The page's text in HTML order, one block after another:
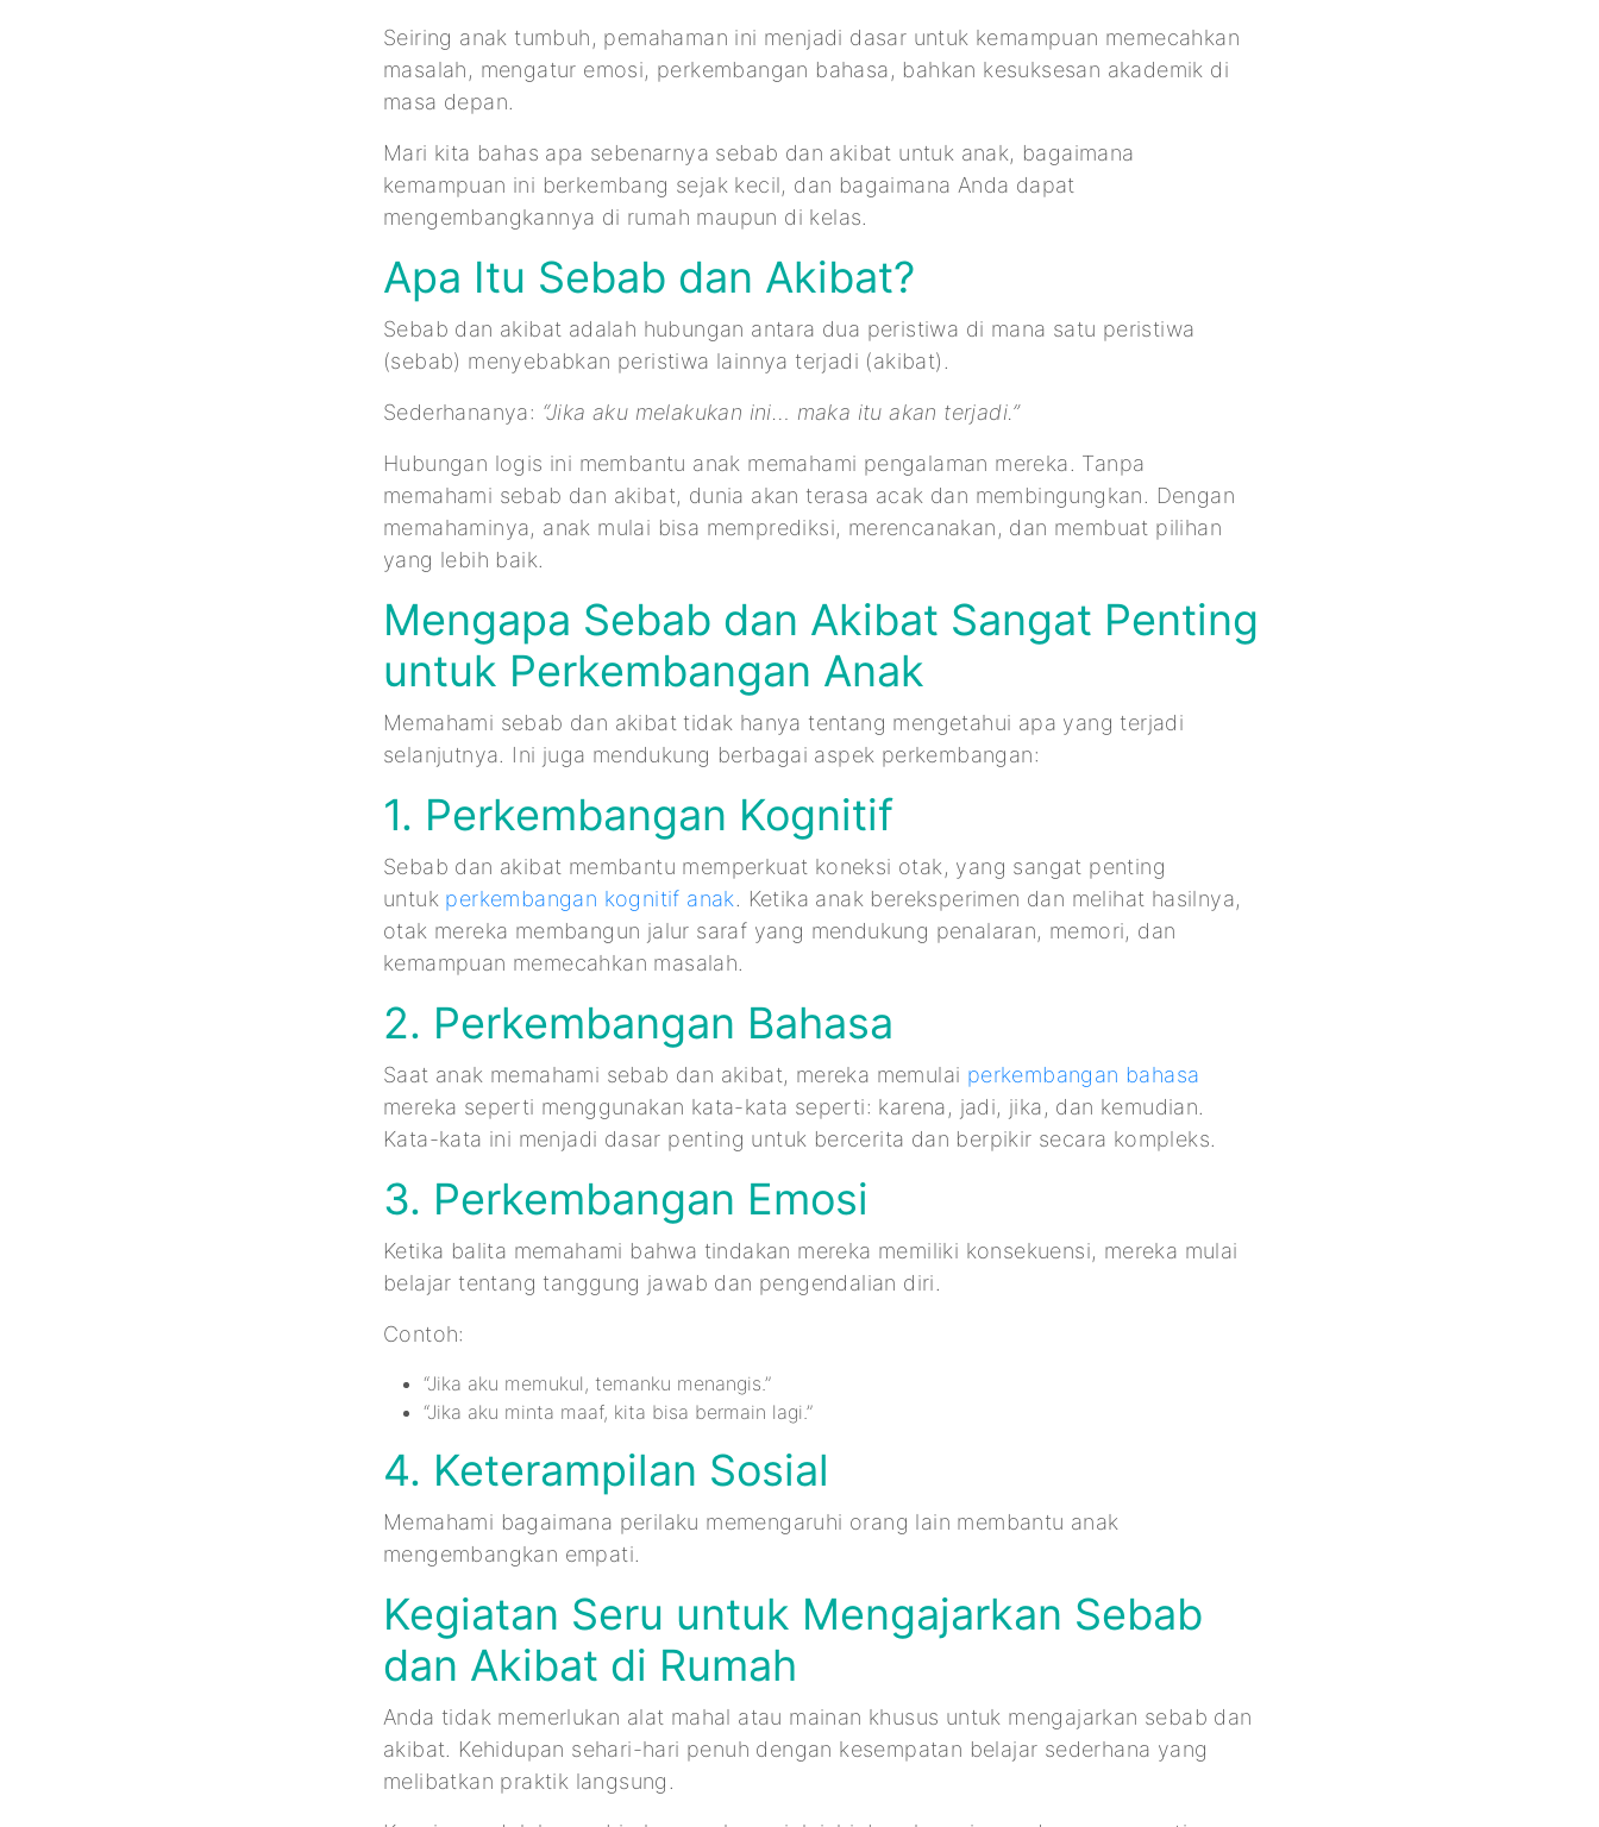
Seiring anak tumbuh, pemahaman ini menjadi dasar untuk kemampuan memecahkan
masalah, mengatur emosi, perkembangan bahasa, bahkan kesuksesan akademik di
masa depan.
Mari kita bahas apa sebenarnya sebab dan akibat untuk anak, bagaimana
kemampuan ini berkembang sejak kecil, dan bagaimana Anda dapat
mengembangkannya di rumah maupun di kelas.
Apa Itu Sebab dan Akibat?
Sebab dan akibat adalah hubungan antara dua peristiwa di mana satu peristiwa
(sebab) menyebabkan peristiwa lainnya terjadi (akibat).
Sederhananya: “Jika aku melakukan ini… maka itu akan terjadi.”
Hubungan logis ini membantu anak memahami pengalaman mereka. Tanpa
memahami sebab dan akibat, dunia akan terasa acak dan membingungkan. Dengan
memahaminya, anak mulai bisa memprediksi, merencanakan, dan membuat pilihan
yang lebih baik.
Mengapa Sebab dan Akibat Sangat Penting
untuk Perkembangan Anak
Memahami sebab dan akibat tidak hanya tentang mengetahui apa yang terjadi
selanjutnya. Ini juga mendukung berbagai aspek perkembangan:
1. Perkembangan Kognitif
Sebab dan akibat membantu memperkuat koneksi otak, yang sangat penting
untuk perkembangan kognitif anak. Ketika anak bereksperimen dan melihat hasilnya,
otak mereka membangun jalur saraf yang mendukung penalaran, memori, dan
kemampuan memecahkan masalah.
2. Perkembangan Bahasa
Saat anak memahami sebab dan akibat, mereka memulai perkembangan bahasa
mereka seperti menggunakan kata-kata seperti: karena, jadi, jika, dan kemudian.
Kata-kata ini menjadi dasar penting untuk bercerita dan berpikir secara kompleks.
3. Perkembangan Emosi
Ketika balita memahami bahwa tindakan mereka memiliki konsekuensi, mereka mulai
belajar tentang tanggung jawab dan pengendalian diri.
Contoh:
“Jika aku memukul, temanku menangis.”
“Jika aku minta maaf, kita bisa bermain lagi.”
4. Keterampilan Sosial
Memahami bagaimana perilaku memengaruhi orang lain membantu anak
mengembangkan empati.
Kegiatan Seru untuk Mengajarkan Sebab
dan Akibat di Rumah
Anda tidak memerlukan alat mahal atau mainan khusus untuk mengajarkan sebab dan
akibat. Kehidupan sehari-hari penuh dengan kesempatan belajar sederhana yang
melibatkan praktik langsung.